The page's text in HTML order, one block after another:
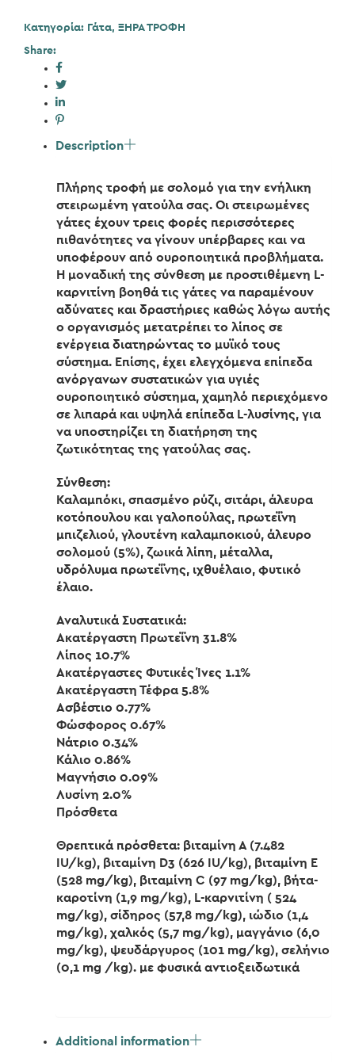
Κατηγορία: Γάτα, ΞΗΡΑ ΤΡΟΦΗ
Share:
Description
Πλήρης τροφή με σολομό για την ενήλικη
στειρωμένη γατούλα σας. Οι στειρωμένες
γάτες έχουν τρεις φορές περισσότερες
πιθανότητες να γίνουν υπέρβαρες και να
υποφέρουν από ουροποιητικά προβλήματα.
Η μοναδική της σύνθεση με προστιθέμενη L-
καρνιτίνη βοηθά τις γάτες να παραμένουν
αδύνατες και δραστήριες καθώς λόγω αυτής
ο οργανισμός μετατρέπει το λίπος σε
ενέργεια διατηρώντας το μυϊκό τους
σύστημα. Επίσης, έχει ελεγχόμενα επίπεδα
ανόργανων συστατικών για υγιές
ουροποιητικό σύστημα, χαμηλό περιεχόμενο
σε λιπαρά και υψηλά επίπεδα L-λυσίνης, για
να υποστηρίζει τη διατήρηση της
ζωτικότητας της γατούλας σας.
Σύνθεση:
Καλαμπόκι, σπασμένο ρύζι, σιτάρι, άλευρα
κοτόπουλου και γαλοπούλας, πρωτεΐνη
μπιζελιού, γλουτένη καλαμποκιού, άλευρο
σολομού (5%), ζωικά λίπη, μέταλλα,
υδρόλυμα πρωτεΐνης, ιχθυέλαιο, φυτικό
έλαιο.
Αναλυτικά Συστατικά:
Ακατέργαστη Πρωτεΐνη 31.8%
Λίπος 10.7%
Ακατέργαστες Φυτικές Ίνες 1.1%
Ακατέργαστη Τέφρα 5.8%
Ασβέστιο 0.77%
Φώσφορος 0.67%
Νάτριο 0.34%
Κάλιο 0.86%
Μαγνήσιο 0.09%
Λυσίνη 2.0%
Πρόσθετα
Θρεπτικά πρόσθετα: βιταμίνη Α (7.482
IU/kg), βιταμίνη D3 (626 IU/kg), βιταμίνη Ε
(528 mg/kg), βιταμίνη C (97 mg/kg), βήτα-
καροτίνη (1,9 mg/kg), L-καρνιτίνη ( 524
mg/kg), σίδηρος (57,8 mg/kg), ιώδιο (1,4
mg/kg), χαλκός (5,7 mg/kg), μαγγάνιο (6,0
mg/kg), ψευδάργυρος (101 mg/kg), σελήνιο
(0,1 mg /kg). με φυσικά αντιοξειδωτικά
Additional information